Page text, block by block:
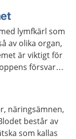
lymfkärl som
av olika organ,
är viktigt för
försvar
näringsämnen,
består av
som kallas